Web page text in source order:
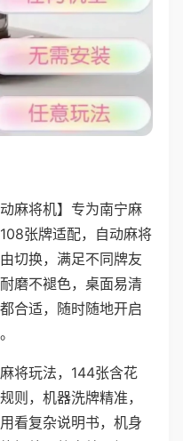
麻将机】专为南宁麻
张牌适配，自动麻将
切换，满足不同牌友
磨不褪色，桌面易清
合适，随时随地开启
将玩法，144张含花
则，机器洗牌精准，
看复杂说明书，机身